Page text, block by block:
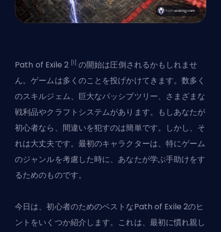
Path of Exile 2 [1] の開始は圧倒されるかもしれませ
ん。ゲームは多くのことを投げかけてきます。数多く
のスキルジェム、巨大なパッシブツリー、さまざまな
戦利品やクラフトシステムがあります。もしあなたが
初心者なら、間違いを犯すのは簡単です。しかし、そ
れは大丈夫です。最初のキャラクターは、特にゲーム
のジャンルを考慮した時に、あなたが学ぶ手助けをす
るためのものです。
今日は、初心者のためのベストなPath of Exile 2のヒ
ントをいくつか紹介します。これは、最初に慣れ親し